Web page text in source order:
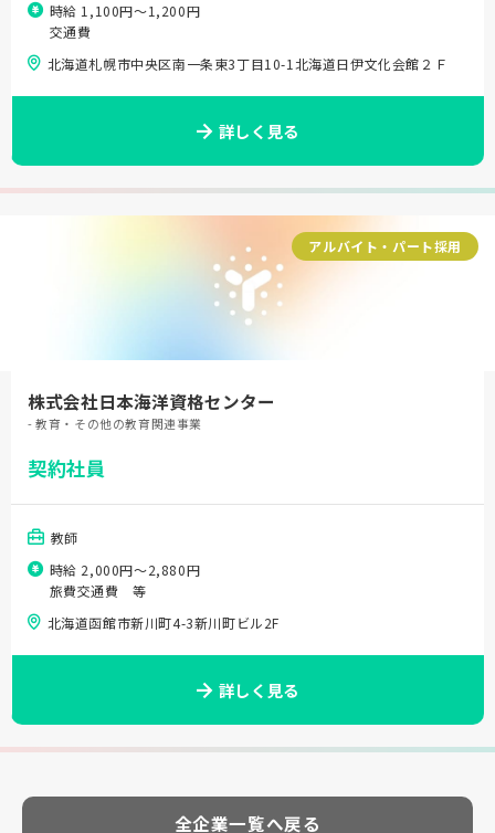
時給 1,100円〜1,200円
交通費
北海道札幌市中央区南一条東3丁目10-1北海道日伊文化会館２Ｆ
詳しく見る
アルバイト・パート採用
株式会社日本海洋資格センター
- 教育・その他の教育関連事業
契約社員
教師
時給 2,000円〜2,880円
旅費交通費 等
北海道函館市新川町4-3新川町ビル2F
詳しく見る
全企業一覧へ戻る